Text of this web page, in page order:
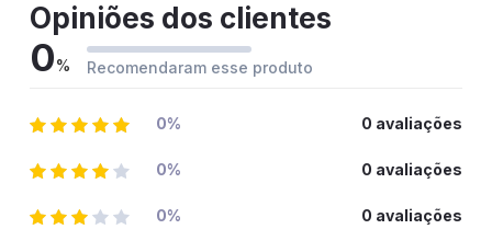
Opiniões dos clientes
0% Recomendaram esse produto
0% 0 avaliações
0% 0 avaliações
0% 0 avaliações